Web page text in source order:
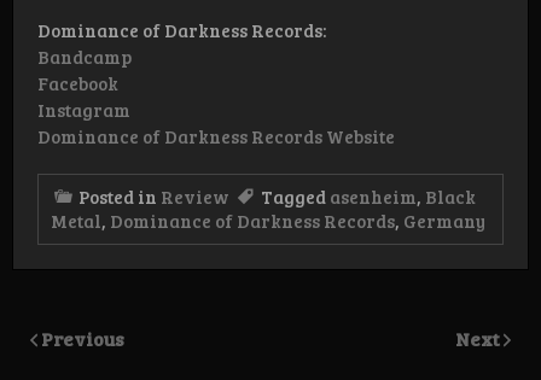
Dominance of Darkness Records:
Bandcamp
Facebook
Instagram
Dominance of Darkness Records Website
Posted in Review Tagged asenheim, Black
Metal, Dominance of Darkness Records, Germany
Previous Next